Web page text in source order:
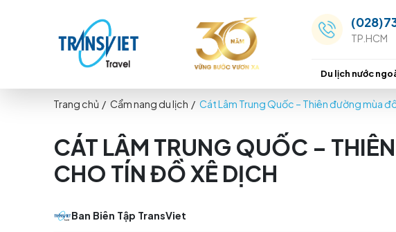
Du
CÁT LÂM TRUNG QUỐC
CHO TÍN ĐỒ XÊ DỊCH